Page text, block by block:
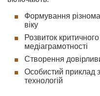
Формування
віку
Розвиток
медіаграмотності
Створення
Особистий приклад
технологій